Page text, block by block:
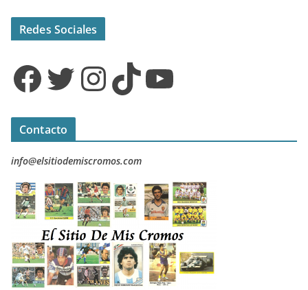
Redes Sociales
Facebook Twitter InstagramTikTok YouTube
Contacto
info@elsitiodemiscromos.com